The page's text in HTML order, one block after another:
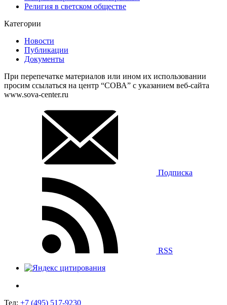
Религия в светском обществе
Категории
Новости
Публикации
Документы
При перепечатке материалов или ином их использовании
просим ссылаться на центр “СОВА” с указанием веб-сайта
www.sova-center.ru
Подписка
RSS
Тел: +7 (495) 517-9230